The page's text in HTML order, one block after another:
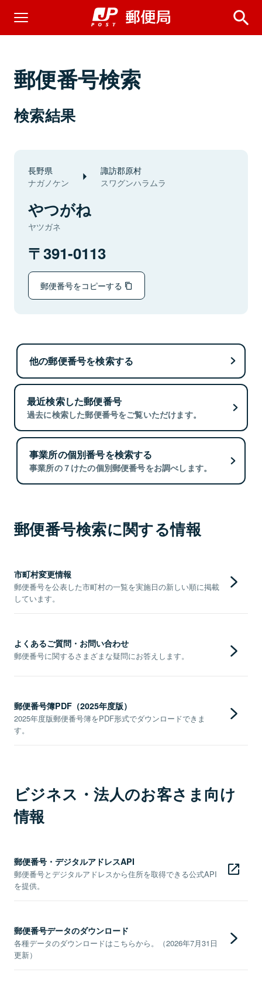
郵便番号検索
検索結果
長野県
ナガノケン
諏訪郡原村
スワグンハラムラ
やつがね
ヤツガネ
391-0113
郵便番号をコピーする
他の郵便番号を検索する
最近検索した郵便番号
過去に検索した郵便番号をご覧いただけます。
事業所の個別番号を検索する
事業所の７けたの個別郵便番号をお調べします。
郵便番号検索に関する情報
市町村変更情報
郵便番号を公表した市町村の一覧を実施日の新しい順に掲載
しています。
よくあるご質問・お問い合わせ
郵便番号に関するさまざまな疑問にお答えします。
郵便番号簿PDF（2025年度版）
2025年度版郵便番号簿をPDF形式でダウンロードできま
す。
ビジネス・法人のお客さま向け
情報
郵便番号・デジタルアドレスAPI
郵便番号とデジタルアドレスから住所を取得できる公式API
を提供。
郵便番号データのダウンロード
各種データのダウンロードはこちらから。（2026年7月31日
更新）